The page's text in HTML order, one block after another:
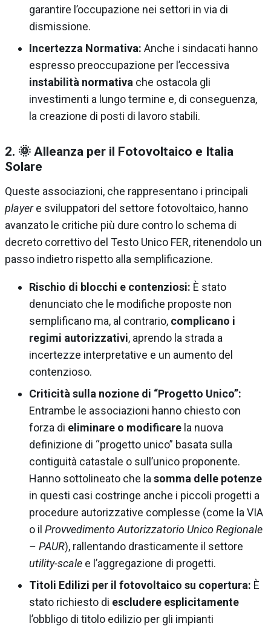
garantire l’occupazione nei settori in via di
dismissione.
Incertezza Normativa: Anche i sindacati hanno
espresso preoccupazione per l’eccessiva
instabilità normativa che ostacola gli
investimenti a lungo termine e, di conseguenza,
la creazione di posti di lavoro stabili.
2. 🌞 Alleanza per il Fotovoltaico e Italia
Solare
Queste associazioni, che rappresentano i principali
playere sviluppatori del settore fotovoltaico, hanno
avanzato le critiche più dure contro lo schema di
decreto correttivo del Testo Unico FER, ritenendolo un
passo indietro rispetto alla semplificazione.
Rischio di blocchi e contenziosi: È stato
denunciato che le modifiche proposte non
semplificano ma, al contrario, complicano i
regimi autorizzativi, aprendo la strada a
incertezze interpretative e un aumento del
contenzioso.
Criticità sulla nozione di “Progetto Unico”:
Entrambe le associazioni hanno chiesto con
forza di eliminare o modificare la nuova
definizione di “progetto unico” basata sulla
contiguità catastale o sull’unico proponente.
Hanno sottolineato che la somma delle potenze
in questi casi costringe anche i piccoli progetti a
procedure autorizzative complesse (come la VIA
o il Provvedimento Autorizzatorio Unico Regionale
– PAUR), rallentando drasticamente il settore
utility-scale e l’aggregazione di progetti.
Titoli Edilizi per il fotovoltaico su copertura: È
stato richiesto di escludere esplicitamente
l’obbligo di titolo edilizio per gli impianti